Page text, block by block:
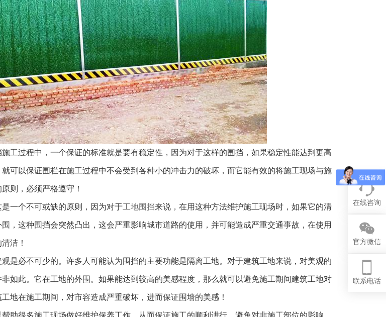
工过程中，一个保证的标准就是要有稳定性，因为对于这样的围挡，如果稳定性能达到更高
可以保证围栏在施工过程中不会受到各种小的冲击力的破坏，而它能有效的将施工现场与施
则，必须严格遵守！
一个不可或缺的原则，因为对于工地围挡来说，在用这种方法维护施工现场时，如果它的清
，这种围挡会突然凸出，这会严重影响城市道路的使用，并可能造成严重交通事故，在使用
洁！
是必不可少的。许多人可能认为围挡的主要功能是隔离工地。对于建筑工地来说，对美观的
如此。它在工地的外围。如果能达到较高的美感程度，那么就可以避免施工期间建筑工地对
地在施工期间，对市容造成严重破坏，进而保证围墙的美感！
助很多施工现场做好维护保养工作，从而保证施工的顺利进行，避免对非施工部位的影响。
在线咨询
官方微信
联系电话